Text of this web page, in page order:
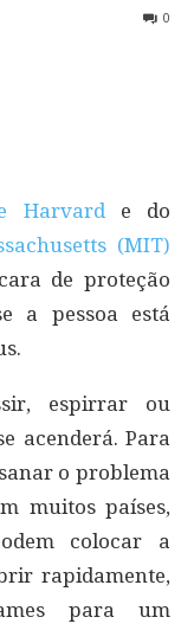
0
Harvard e do
(MIT)
de proteção
a pessoa está
espirrar ou
acenderá. Para
o problema
muitos países,
colocar a
rapidamente,
para um